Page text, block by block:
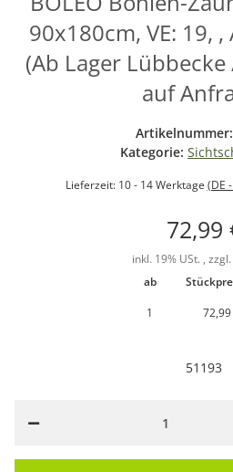
90x180cm, VE: 19,
(Ab Lager
auf
Artikelnummer:
Kategorie:
Lieferzeit: 10 - 14 Werktage (DE
72,99
inkl. 19% USt. , zzgl.
ab
1
51193